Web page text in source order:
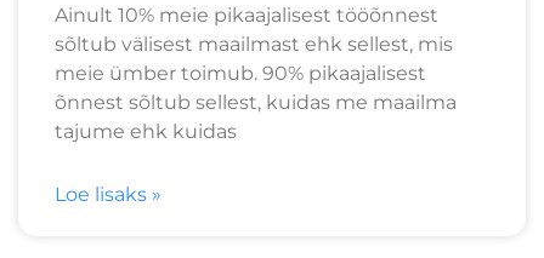
Ainult 10% meie pikaajalisest tööõnnest
sõltub välisest maailmast ehk sellest, mis
meie ümber toimub. 90% pikaajalisest
õnnest sõltub sellest, kuidas me maailma
tajume ehk kuidas
Loe lisaks »